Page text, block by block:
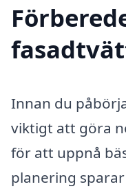
Innan du
viktigt att göra
för att uppnå
planering